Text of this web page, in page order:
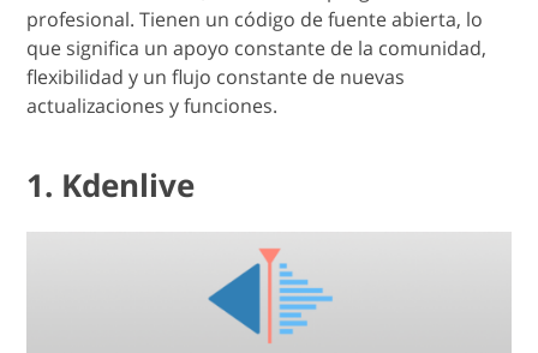
profesional. Tienen un código de fuente abierta, lo
que significa un apoyo constante de la comunidad,
flexibilidad y un flujo constante de nuevas
actualizaciones y funciones.
1. Kdenlive